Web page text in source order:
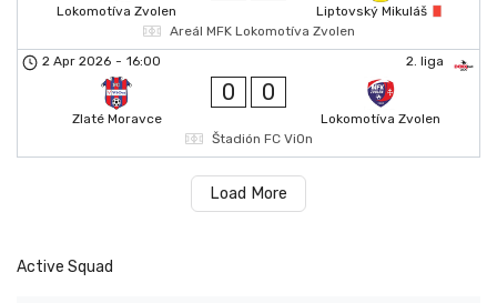
Lokomotíva Zvolen
Liptovský Mikuláš
Areál MFK Lokomotíva Zvolen
2. liga
2 Apr 2026 - 16:00
Zlaté Moravce
0 0
Lokomotíva Zvolen
Štadión FC ViOn
Load More
Active Squad